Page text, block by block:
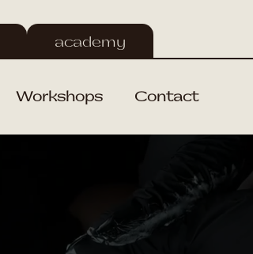
academy
Workshops Contact